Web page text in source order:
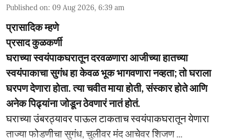
Published on: 09 Aug 2026, 6:39 am
प्रासादिक म्हणे
प्रसाद कुळकर्णी
घराच्या स्वयंपाकघरातून दरवळणारा आजीच्या हातच्या
स्वयंपाकाचा सुगंध हा केवळ भूक भागवणारा नव्हता; तो घराला
घरपण देणारा होता. त्या चवीत माया होती, संस्कार होते आणि
अनेक पिढ्यांना जोडून ठेवणारं नातं होतं.
घराच्या उंबरठ्यावर पाऊल टाकताच स्वयंपाकघरातून येणारा
ताज्या फोडणीचा सुगंध, चुलीवर मंद आचेवर शिजण ...